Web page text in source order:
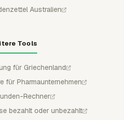
Australien
Tools
für Griechenland
für Pharmaunternehmen
Rechner
bezahlt oder unbezahlt